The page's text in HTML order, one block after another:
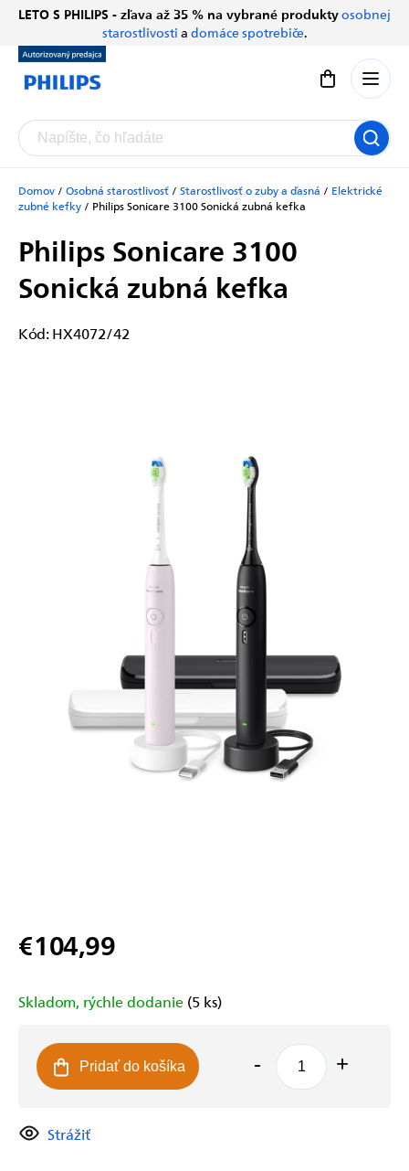
Prejsť
obsah
LETO S PHILIPS - zľava až 35 % na vybrané produktyosobnej
starostlivosti a domáce spotrebiče.
Nákupný
Domov / Osobná starostlivosť / Starostlivosť o zuby a ďasná / Elektrické
zubné kefky / Philips Sonicare 3100Sonická zubná kefka
Philips Sonicare 3100
Sonická zubná kefka
Kód: HX4072/42
€104,99
cena:
Skladom, rýchle dodanie (5 ks)
Pridať do košíka
Strážiť
Chatbot Filip
Autorizovaný predajce